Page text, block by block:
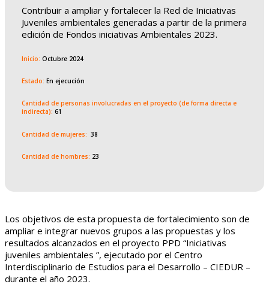
Contribuir a ampliar y fortalecer la Red de Iniciativas
Juveniles ambientales generadas a partir de la primera
edición de Fondos iniciativas Ambientales 2023.
Inicio: Octubre 2024
Estado: En ejecución
Cantidad de personas involucradas en el proyecto (de forma directa e
indirecta): 61
Cantidad de mujeres: 38
Cantidad de hombres: 23
Los objetivos de esta propuesta de fortalecimiento son de
ampliar e integrar nuevos grupos a las propuestas y los
resultados alcanzados en el proyecto PPD “Iniciativas
juveniles ambientales ”, ejecutado por el Centro
Interdisciplinario de Estudios para el Desarrollo – CIEDUR –
durante el año 2023.